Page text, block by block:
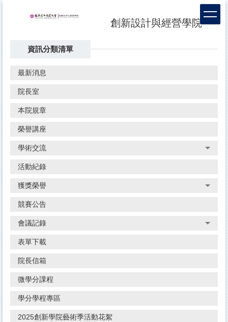
創新設計與經營學院
資訊分類清單
最新消息
院長室
本院規章
榮譽講座
學術交流
活動紀錄
獲獎榮譽
競賽公告
會議記錄
表單下載
院長信箱
微學分課程
學分學程專區
2025創新學院藝術季活動花絮